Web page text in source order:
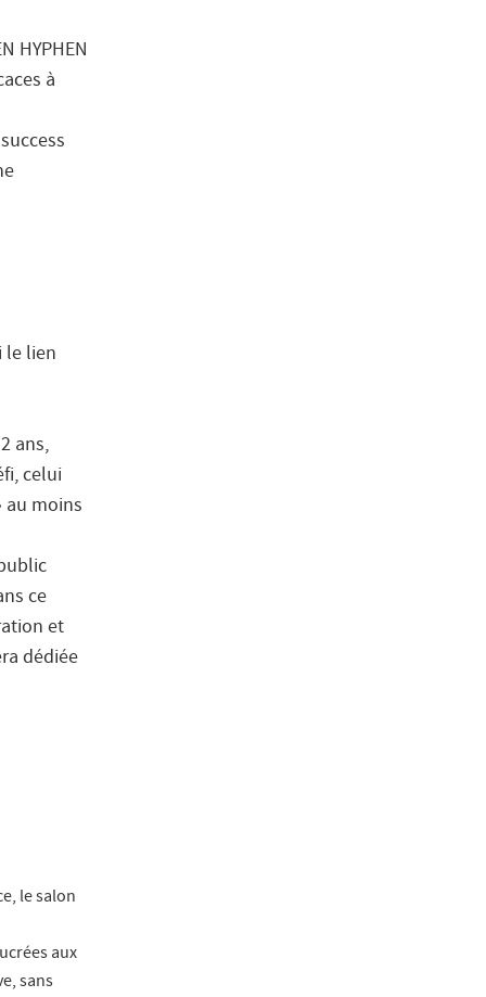
HYPHEN
à
le lien
ans,
celui
au moins
ce
et
dédiée
le salon
aux
sans